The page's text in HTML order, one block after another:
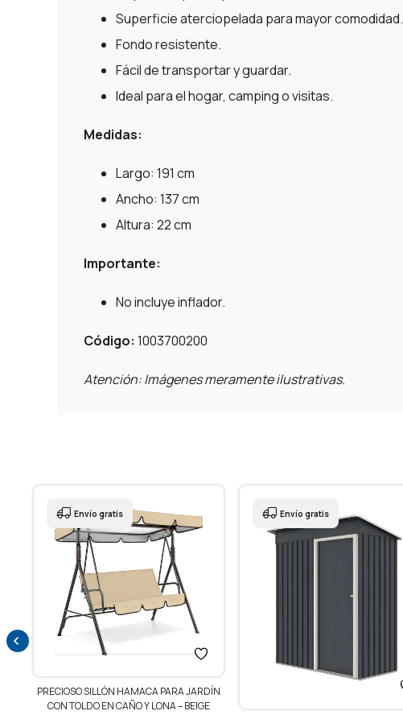
Superficie aterciopelada para mayor comodidad.
Fondo resistente.
Fácil de transportar y guardar.
Ideal para el hogar, camping o visitas.
Medidas:
Largo: 191 cm
Ancho: 137 cm
Altura: 22 cm
Importante:
No incluye inflador.
Código: 1003700200
Atención: Imágenes meramente ilustrativas.
PRECIOSO SILLÓN HAMACA PARA JARDÍN
CON TOLDO EN CAÑO Y LONA – BEIGE
Envío gratis Envío gratis